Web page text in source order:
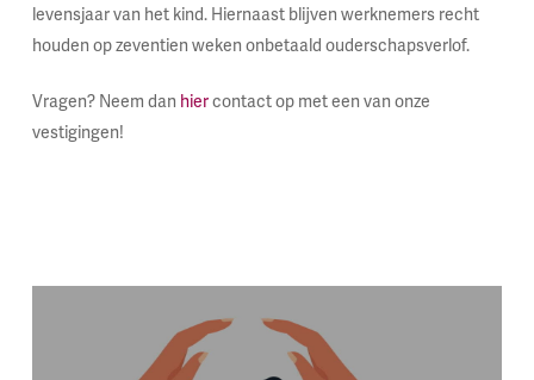
levensjaar van het kind. Hiernaast blijven werknemers recht
houden op zeventien weken onbetaald ouderschapsverlof.
Vragen? Neem dan hiercontact op met een van onze
vestigingen!